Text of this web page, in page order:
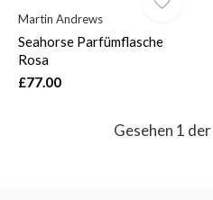
Martin Andrews
Seahorse Parfümflasche
Rosa
£77.00
Gesehen 1